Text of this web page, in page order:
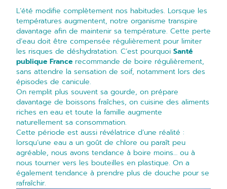
L’été modifie complètement nos habitudes. Lorsque les
températures augmentent, notre organisme transpire
davantage afin de maintenir sa température. Cette perte
d’eau doit être compensée régulièrement pour limiter
les risques de déshydratation. C’est pourquoi Santé
publique France recommande de boire régulièrement,
sans attendre la sensation de soif, notamment lors des
épisodes de canicule.
On remplit plus souvent sa gourde, on prépare
davantage de boissons fraîches, on cuisine des aliments
riches en eau et toute la famille augmente
naturellement sa consommation.
Cette période est aussi révélatrice d’une réalité :
lorsqu’une eau a un goût de chlore ou paraît peu
agréable, nous avons tendance à boire moins… ou à
nous tourner vers les bouteilles en plastique. On a
également tendance à prendre plus de douche pour se
rafraîchir.